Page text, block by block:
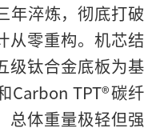
年淬炼，彻底打破
从零重构。机芯结
级钛合金底板为基
Carbon TPT®碳纤
总体重量极轻但强